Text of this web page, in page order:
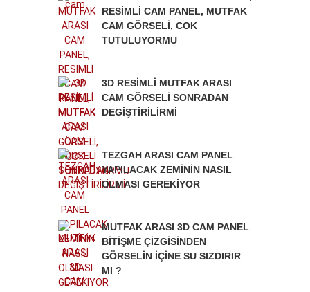
RESİMLİ CAM PANEL, MUTFAK
CAM GÖRSELİ, COK
TUTULUYORMU
3D RESİMLİ MUTFAK ARASI
CAM GÖRSELİ SONRADAN
DEGİŞTİRİLİRMİ
TEZGAH ARASI CAM PANEL
YAPILACAK ZEMİNİN NASIL
OLMASI GEREKİYOR
MUTFAK ARASI 3D CAM PANEL
BİTİŞME ÇİZGİSİNDEN
GÖRSELİN İÇİNE SU SIZDIRIR
MI ?